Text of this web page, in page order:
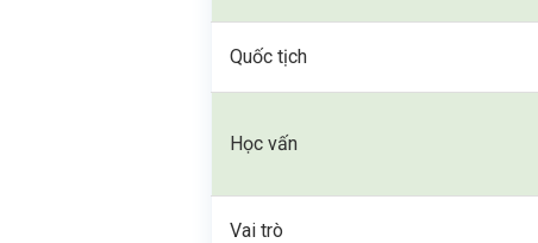
Quốc tịch
Học vấn
Vai trò